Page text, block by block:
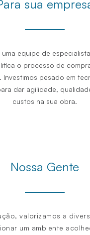
sua
uma equipe de
o processo de
Investimos pesado em
dar agilidade,
custos na sua obra.
Nossa Gente
valorizamos a
um ambiente